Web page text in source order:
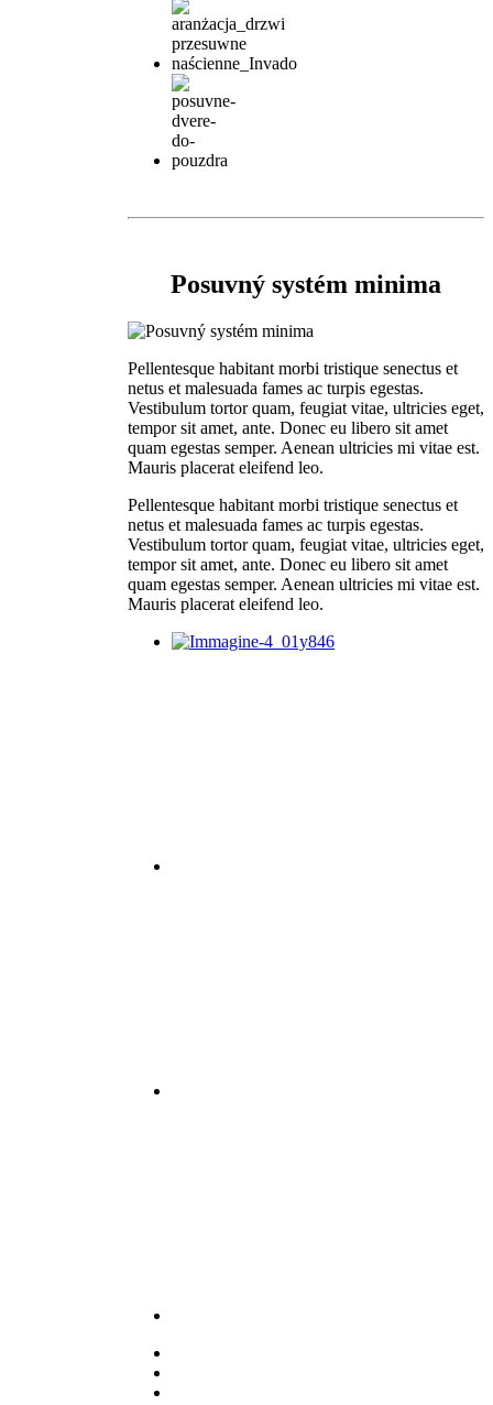
Posuvný systém minima
Pellentesque habitant morbi tristique senectus et
netus et malesuada fames ac turpis egestas.
Vestibulum tortor quam, feugiat vitae, ultricies eget,
tempor sit amet, ante. Donec eu libero sit amet
quam egestas semper. Aenean ultricies mi vitae est.
Mauris placerat eleifend leo.
Pellentesque habitant morbi tristique senectus et
netus et malesuada fames ac turpis egestas.
Vestibulum tortor quam, feugiat vitae, ultricies eget,
tempor sit amet, ante. Donec eu libero sit amet
quam egestas semper. Aenean ultricies mi vitae est.
Mauris placerat eleifend leo.